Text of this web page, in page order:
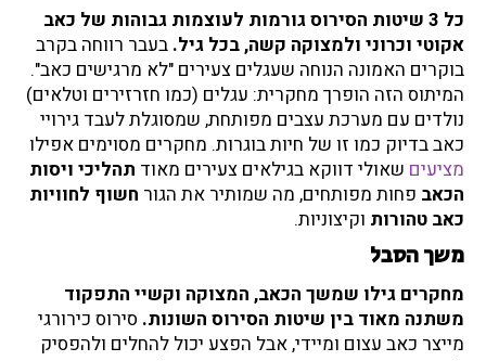
כל 3 שיטות הסירוס גורמות לעוצמות גבוהות של כאב
אקוטי וכרוני ולמצוקה קשה, בכל גיל. בעבר רווחה בקרב
בוקרים האמונה הנוחה שעגלים צעירים "לא מרגישים כאב".
המיתוס הזה הופרך מחקרית: עגלים (כמו חזרזירים וטלאים)
נולדים עם מערכת עצבים מפותחת, שמסוגלת לעבד גירויי
כאב בדיוק כמו זו של חיות בוגרות. מחקרים מסוימים אפילו
מציעים שאולי דווקא בגילאים צעירים מאוד תהליכי ויסות
הכאב פחות מפותחים, מה שמותיר את הגור חשוף לחוויות
כאב טהורות וקיצוניות.
משך הסבל
מחקרים גילו שמשך הכאב, המצוקה וקשיי התפקוד
משתנה מאוד בין שיטות הסירוס השונות. סירוס כירורגי
מייצר כאב עצום ומיידי, אבל הפצע יכול להחלים ולהפסיק